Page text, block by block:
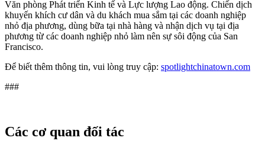
Văn phòng Phát triển Kinh tế và Lực lượng Lao động. Chiến dịch
khuyến khích cư dân và du khách mua sắm tại các doanh nghiệp
nhỏ địa phương, dùng bữa tại nhà hàng và nhận dịch vụ tại địa
phương từ các doanh nghiệp nhỏ làm nên sự sôi động của San
Francisco.
Để biết thêm thông tin, vui lòng truy cập: spotlightchinatown.com
###
Các cơ quan đối tác